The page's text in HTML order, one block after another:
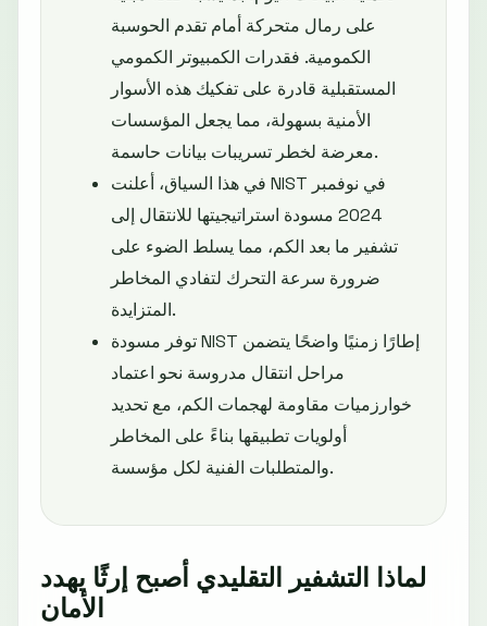
على رمال متحركة أمام تقدم الحوسبة
الكمومية. فقدرات الكمبيوتر الكمومي
المستقبلية قادرة على تفكيك هذه الأسوار
الأمنية بسهولة، مما يجعل المؤسسات
معرضة لخطر تسريبات بيانات حاسمة.
في هذا السياق، أعلنت NIST في نوفمبر
2024 مسودة استراتيجيتها للانتقال إلى
تشفير ما بعد الكم، مما يسلط الضوء على
ضرورة سرعة التحرك لتفادي المخاطر
المتزايدة.
توفر مسودة NIST إطارًا زمنيًا واضحًا يتضمن
مراحل انتقال مدروسة نحو اعتماد
خوارزميات مقاومة لهجمات الكم، مع تحديد
أولويات تطبيقها بناءً على المخاطر
والمتطلبات الفنية لكل مؤسسة.
لماذا التشفير التقليدي أصبح إرثًا يهدد
الأمان